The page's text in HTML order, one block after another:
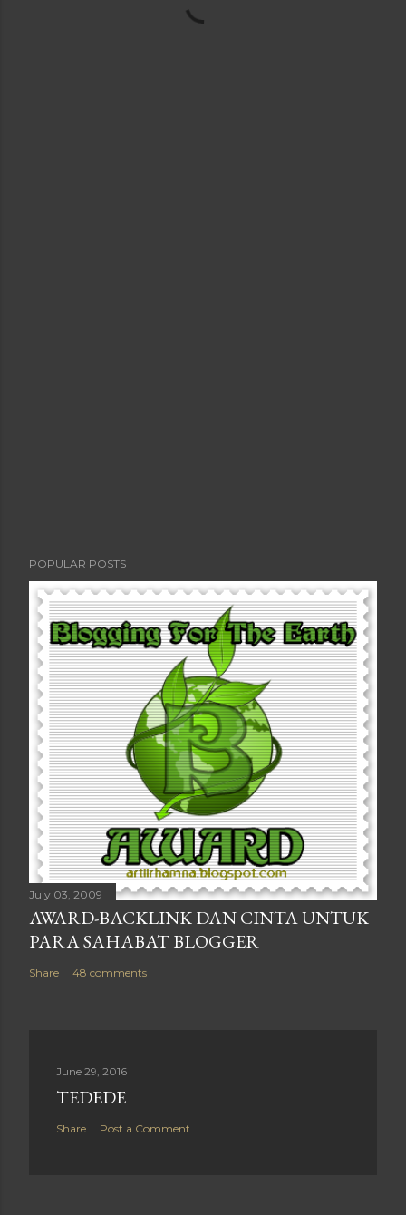
POPULAR POSTS
July 03, 2009
AWARD-BACKLINK DAN CINTA UNTUK
PARA SAHABAT BLOGGER
Share 48 comments
June 29, 2016
TEDEDE
Share Post a Comment